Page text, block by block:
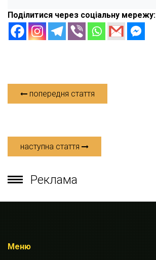
Поділитися через соціальну мережу:
попередня стаття
наступна стаття
Реклама
Меню